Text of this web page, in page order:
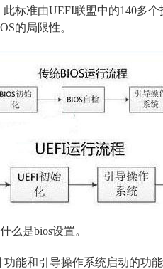
标准由UEFI联盟中的140多
的局限性。
么是bios设置。
能和引导操作系统启动的功能